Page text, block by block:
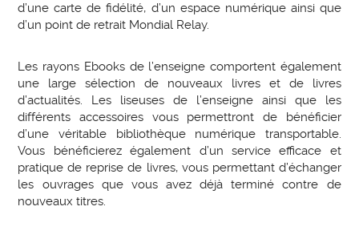
d’une carte de fidélité, d’un espace numérique ainsi que
d’un point de retrait Mondial Relay.
Les rayons Ebooks de l’enseigne comportent également
une large sélection de nouveaux livres et de livres
d’actualités. Les liseuses de l’enseigne ainsi que les
différents accessoires vous permettront de bénéficier
d’une véritable bibliothèque numérique transportable.
Vous bénéficierez également d’un service efficace et
pratique de reprise de livres, vous permettant d’échanger
les ouvrages que vous avez déjà terminé contre de
nouveaux titres.